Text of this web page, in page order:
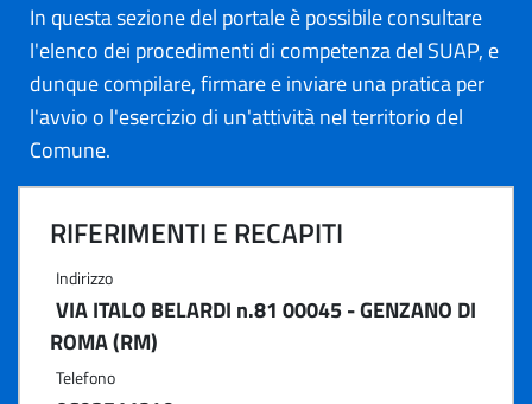
In questa sezione del portale è possibile consultare
l'elenco dei procedimenti di competenza del SUAP, e
dunque compilare, firmare e inviare una pratica per
l'avvio o l'esercizio di un'attività nel territorio del
Comune.
RIFERIMENTI E RECAPITI
Indirizzo
VIA ITALO BELARDI n.81 00045 - GENZANO DI
ROMA (RM)
Telefono